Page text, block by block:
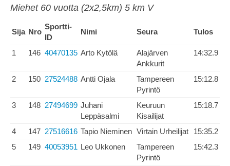
Miehet 60 vuotta (2x2,5km) 5 km V
Sija Nro
Sportti-
ID
Nimi Seura Tulos
1 146 40470135 Arto Kytölä
Alajärven
Ankkurit
14:32.9
2 150 27524488 Antti Ojala
Tampereen
Pyrintö
15:12.8
3 148 27494699 Juhani
Leppäsalmi
Keuruun
Kisailijat
15:18.7
4 147 27516616 Tapio Nieminen Virtain Urheilijat
15:35.2
5
149 40053951 Leo Ukkonen
Tampereen
Pyrintö
15:42.3